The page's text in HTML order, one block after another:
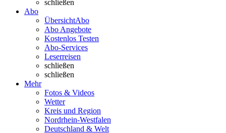
schließen
Abo
ÜbersichtAbo
Abo Angebote
Kostenlos Testen
Abo-Services
Leserreisen
schließen
schließen
Mehr
Fotos & Videos
Wetter
Kreis und Region
Nordrhein-Westfalen
Deutschland & Welt